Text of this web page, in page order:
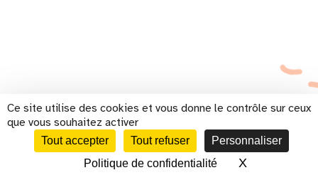
Ce site utilise des cookies et vous donne le contrôle sur ceux
que vous souhaitez activer
Tout accepter Tout refuser
Personnaliser
Politique de confidentialité
XMasquer le
CALENDRIER